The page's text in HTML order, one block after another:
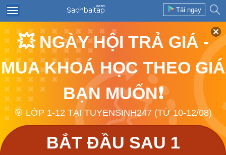
Tải ngay
💥 NGÀY HỘI TRẢ GIÁ -
MUA KHOÁ HỌC THEO GIÁ
BẠN MUỐN❗
🎯 LỚP 1-12 TẠI TUYENSINH247 (TỪ 10-12/08)
BẮT ĐẦU SAU 1